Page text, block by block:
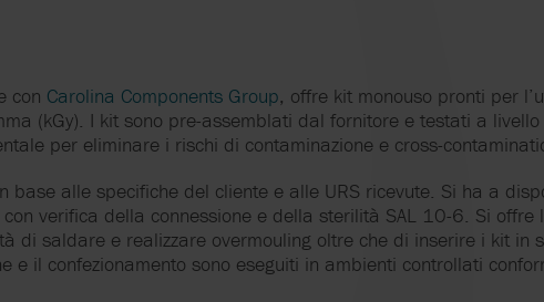
con Carolina Components Group, offre kit monouso pronti per
(kGy). I kit sono pre-assemblati dal fornitore e testati a
per eliminare i rischi di contaminazione e cross-
base alle specifiche del cliente e alle URS ricevute. Si ha a
verifica della connessione e della sterilità SAL 10-6. Si
di saldare e realizzare overmouling oltre che di inserire i kit in
e il confezionamento sono eseguiti in ambienti controllati